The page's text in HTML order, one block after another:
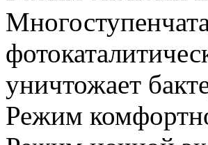
уничтожает
Режим